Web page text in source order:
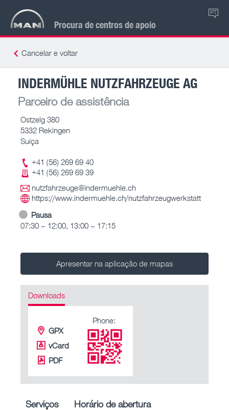
Procura de centros de apoio
PT
Cancelar e voltar
INDERMÜHLE NUTZFAHRZEUGE AG
Parceiro de assistência
Ostzelg 380
5332 Rekingen
Suíça
+41 (56) 269 69 40
+41 (56) 269 69 39
nutzfahrzeuge@indermuehle.ch
https://www.indermuehle.ch/nutzfahrzeugwerkstatt
Pausa
07:30 – 12:00, 13:00 – 17:15
Apresentar na aplicação de mapas
Downloads
GPX
vCard
PDF
Phone:
Serviços Horário de abertura